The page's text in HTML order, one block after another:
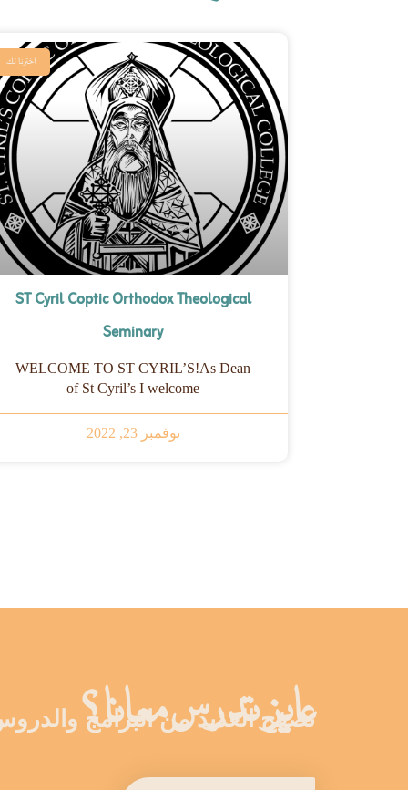
اخترنا لك
ST Cyril Coptic Orthodox Theological
Seminary
WELCOME TO ST CYRIL’S!As Dean
of St Cyril’s I welcome
نوفمبر 23, 2022
تصفح العديد من البرامج